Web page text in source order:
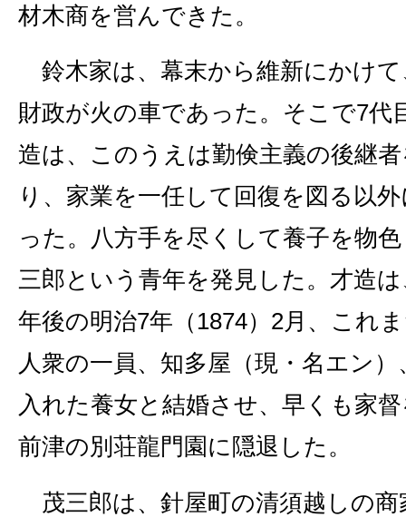
材木商を営んできた。
鈴木家は、幕末から維新にかけて
財政が火の車であった。そこで7代
造は、このうえは勤倹主義の後継
り、家業を一任して回復を図る以
った。八方手を尽くして養子を物
三郎という青年を発見した。才造
年後の明治7年（1874）2月、これ
人衆の一員、知多屋（現・名エン
入れた養女と結婚させ、早くも家
前津の別荘龍門園に隠退した。
茂三郎は、針屋町の清須越しの商